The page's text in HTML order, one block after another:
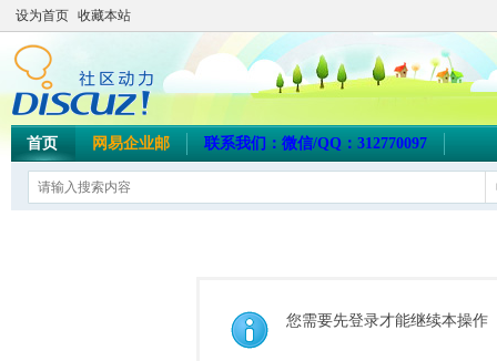
设为首页 收藏本站
首页 网易企业邮 联系我们：微信/QQ：312770097
您需要先登录才能继续本操作